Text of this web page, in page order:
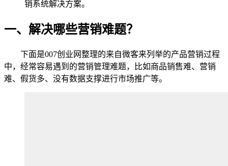
销系统解决方案。
一、解决哪些营销难题？
下面是007创业网整理的来自微客来列举的产品营销过程
中，经常容易遇到的营销管理难题，比如商品销售难、营销
难、假货多、没有数据支撑进行市场推广等。